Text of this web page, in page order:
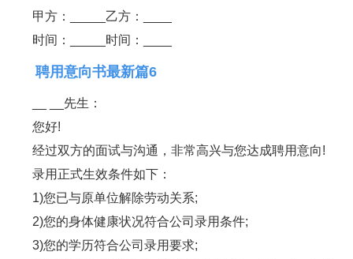
甲方：_____乙方：____
时间：_____时间：____
聘用意向书最新篇6
__ __先生：
您好!
经过双方的面试与沟通，非常高兴与您达成聘用意向!
录用正式生效条件如下：
1)您已与原单位解除劳动关系;
2)您的身体健康状况符合公司录用条件;
3)您的学历符合公司录用要求;